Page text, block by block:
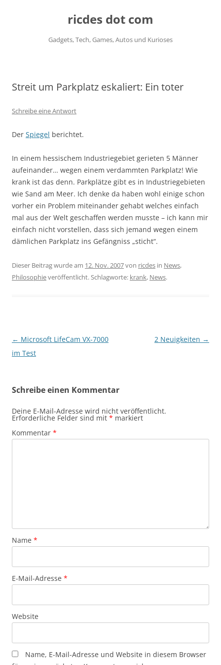
ricdes dot com
Gadgets, Tech, Games, Autos und Kurioses
Streit um Parkplatz eskaliert: Ein toter
Schreibe eine Antwort
Der Spiegel berichtet.
In einem hessischem Industriegebiet gerieten 5 Männer
aufeinander… wegen einem verdammten Parkplatz! Wie
krank ist das denn. Parkplätze gibt es in Industriegebieten
wie Sand am Meer. Ich denke da haben wohl einige schon
vorher ein Problem miteinander gehabt welches einfach
mal aus der Welt geschaffen werden musste – ich kann mir
einfach nicht vorstellen, dass sich jemand wegen einem
dämlichen Parkplatz ins Gefängniss „sticht“.
Dieser Beitrag wurde am 12. Nov. 2007von ricdes in News,
Philosophieveröffentlicht. Schlagworte: krank, News.
Beitragsnavigation
← Microsoft LifeCam VX-7000
im Test
2 Neuigkeiten →
Schreibe einen Kommentar
Deine E-Mail-Adresse wird nicht veröffentlicht.
Erforderliche Felder sind mit * markiert
Kommentar *
Name *
E-Mail-Adresse *
Website
Name, E-Mail-Adresse und Website in diesem Browser